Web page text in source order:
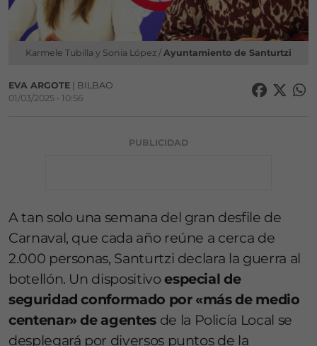
Karmele Tubilla y Sonia López / Ayuntamiento de Santurtzi
EVA ARGOTE | BILBAO
01/03/2025 • 10:56
PUBLICIDAD
A tan solo una semana del gran desfile de
Carnaval, que cada año reúne a cerca de
2.000 personas, Santurtzi declara la guerra al
botellón. Un dispositivo especial de
seguridad conformado por «más de medio
centenar» de agentesde la Policía Local se
desplegará por diversos puntos de la